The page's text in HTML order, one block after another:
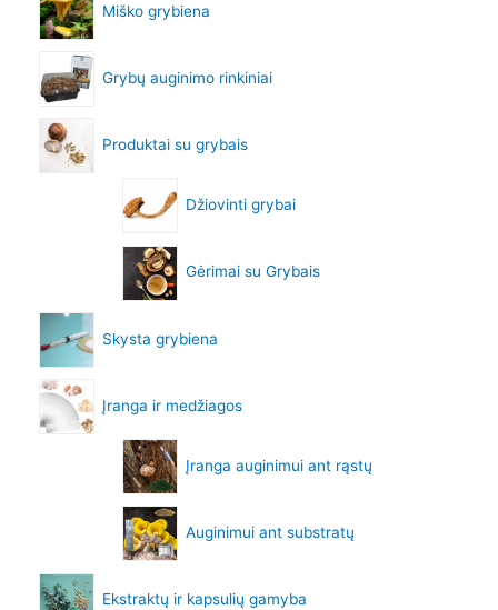
Miško grybiena
Grybų auginimo rinkiniai
Produktai su grybais
Džiovinti grybai
Gėrimai su Grybais
Skysta grybiena
Įranga ir medžiagos
Įranga auginimui ant rąstų
Auginimui ant substratų
Ekstraktų ir kapsulių gamyba